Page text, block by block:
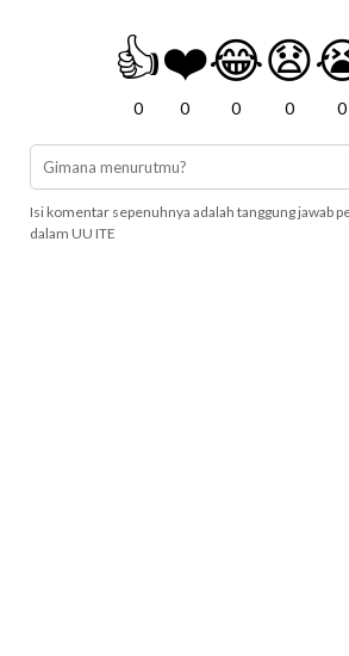
👍
0
❤️
0
😂
0
😧
0 0
Isi komentar sepenuhnya adalah tanggung jawab
dalam UU ITE